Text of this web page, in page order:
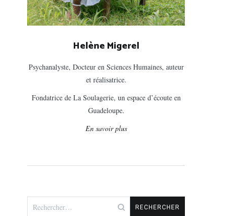
Helène Migerel
Psychanalyste, Docteur en Sciences Humaines, auteur
et réalisatrice.
Fondatrice de La Soulagerie, un espace d’écoute en
Guadeloupe.
En savoir plus